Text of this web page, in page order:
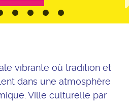
vibrante où tradition et
dans une atmosphère
Ville culturelle par